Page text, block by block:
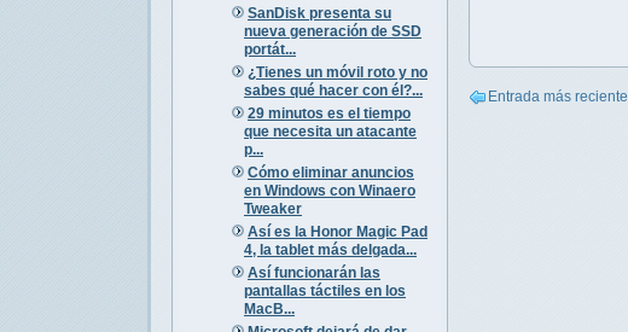
SanDisk presenta su
nueva generación de SSD
portát...
¿Tienes un móvil roto y no
sabes qué hacer con él?...
29 minutos es el tiempo
que necesita un atacante
p...
Cómo eliminar anuncios
en Windows con Winaero
Tweaker
Así es la Honor Magic Pad
4, la tablet más delgada...
Así funcionarán las
pantallas táctiles en los
MacB...
Entrada más reciente